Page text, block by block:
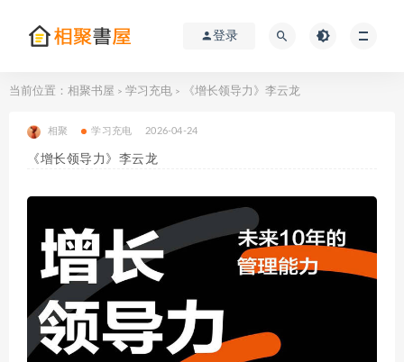
登录
当前位置： 相聚书屋 > 学习充电 > 《增长领导力》李云龙
相聚 学习充电 2026-04-24
《增长领导力》李云龙